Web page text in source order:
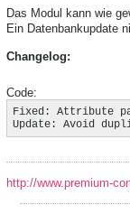
Das Modul kann wie
Ein Datenbankupdate
Changelog:
Code:
Fixed: Attribute
Update: Avoid
http://www.premium-